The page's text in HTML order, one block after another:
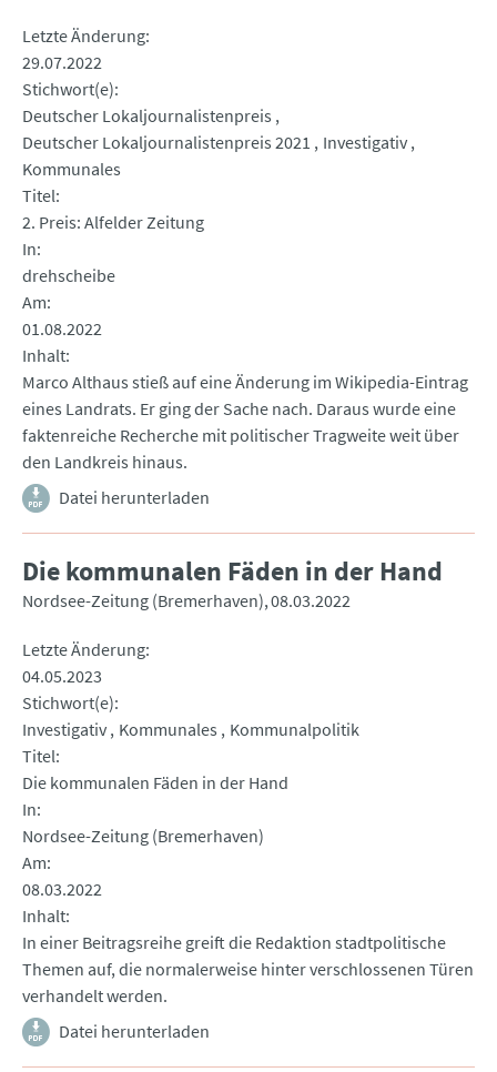
Letzte Änderung
29.07.2022
Stichwort(e)
Deutscher Lokaljournalistenpreis
Deutscher Lokaljournalistenpreis 2021
Investigativ
Kommunales
Titel
2. Preis: Alfelder Zeitung
In
drehscheibe
Am
01.08.2022
Inhalt
Marco Althaus stieß auf eine Änderung im Wikipedia-Eintrag
eines Landrats. Er ging der Sache nach. Daraus wurde eine
faktenreiche Recherche mit politischer Tragweite weit über
den Landkreis hinaus.
Datei herunterladen
Die kommunalen Fäden in der Hand
Nordsee-Zeitung (Bremerhaven) 08.03.2022
Letzte Änderung
04.05.2023
Stichwort(e)
Investigativ Kommunales
Kommunalpolitik
Titel
Die kommunalen Fäden in der Hand
In
Nordsee-Zeitung (Bremerhaven)
Am
08.03.2022
Inhalt
In einer Beitragsreihe greift die Redaktion stadtpolitische
Themen auf, die normalerweise hinter verschlossenen Türen
verhandelt werden.
Datei herunterladen